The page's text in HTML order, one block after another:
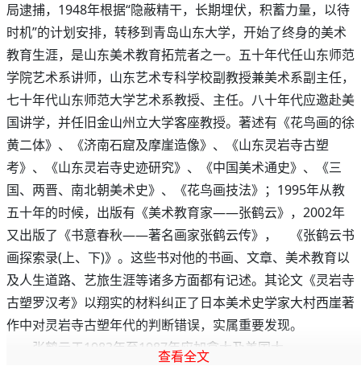
局逮捕，1948年根据“隐蔽精干，长期埋伏，积蓄力量，以待
时机”的计划安排，转移到青岛山东大学，开始了终身的美术
教育生涯，是山东美术教育拓荒者之一。五十年代任山东师范
学院艺术系讲师，山东艺术专科学校副教授兼美术系副主任，
七十年代山东师范大学艺术系教授、主任。八十年代应邀赴美
国讲学，并任旧金山州立大学客座教授。著述有《花鸟画的徐
黄二体》、《济南石窟及摩崖造像》、《山东灵岩寺古塑
考》、《山东灵岩寺史迹研究》、《中国美术通史》、《三
国、两晋、南北朝美术史》、《花鸟画技法》；1995年从教
五十年的时候，出版有《美术教育家——张鹤云》，2002年
又出版了《书意春秋——著名画家张鹤云传》， 《张鹤云书
画探索录(上、下)》。这些书对他的书画、文章、美术教育以
及人生道路、艺旅生涯等诸多方面都有记述。其论文《灵岩寺
古塑罗汉考》以翔实的材料纠正了日本美术史学家大村西崖著
作中对灵岩寺古塑年代的判断错误，实属重要发现。
张鹤云于1983年至1987年应加拿大及美国大
查看全文